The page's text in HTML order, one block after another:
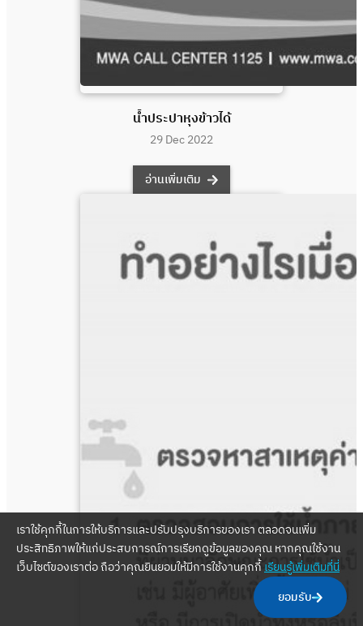
น้ำประปาหุงข้าวได้
29 Dec 2022
อ่านเพิ่มเติม
เราใช้คุกกี้ในการให้บริการและปรับปรุงบริการของเรา ตลอดจนเพิ่ม
ประสิทธิภาพให้แก่ประสบการณ์การเรียกดูข้อมูลของคุณ หากคุณใช้งาน
เว็บไซต์ของเราต่อ ถือว่าคุณยินยอมให้มีการใช้งานคุกกี้เรียนรู้เพิ่มเติมที่นี่
ยอมรับ